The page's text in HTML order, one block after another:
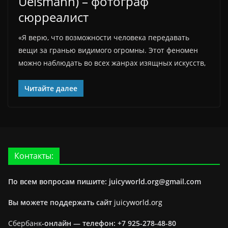
сюрреалист
«Я верю, что возможности человека передавать
вещи за гранью видимого огромны. Этот феномен
можно наблюдать во всех жанрах изящных искусств,
Читайте далее
Контакты:
По всем вопросам пишите: juicyworld.org@gmail.com
Вы можете поддержать сайт juicyworld.org
Сбербанк-онлайн — телефон: +7 925-278-48-80